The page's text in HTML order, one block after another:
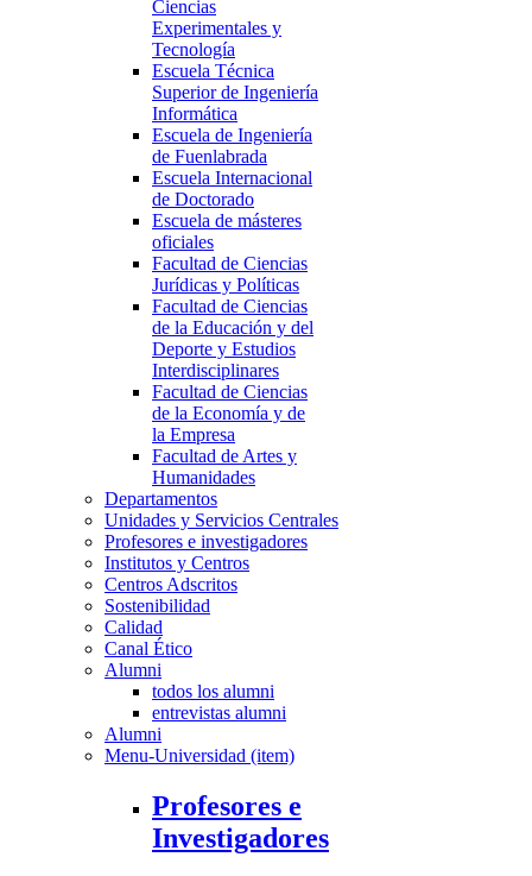
Ciencias
Experimentales y
Tecnología
Escuela Técnica
Superior de Ingeniería
Informática
Escuela de Ingeniería
de Fuenlabrada
Escuela Internacional
de Doctorado
Escuela de másteres
oficiales
Facultad de Ciencias
Jurídicas y Políticas
Facultad de Ciencias
de la Educación y del
Deporte y Estudios
Interdisciplinares
Facultad de Ciencias
de la Economía y de
la Empresa
Facultad de Artes y
Humanidades
Departamentos
Unidades y Servicios Centrales
Profesores e investigadores
Institutos y Centros
Centros Adscritos
Sostenibilidad
Calidad
Canal Ético
Alumni
todos los alumni
entrevistas alumni
Alumni
Menu-Universidad (item)
Profesores e
Investigadores